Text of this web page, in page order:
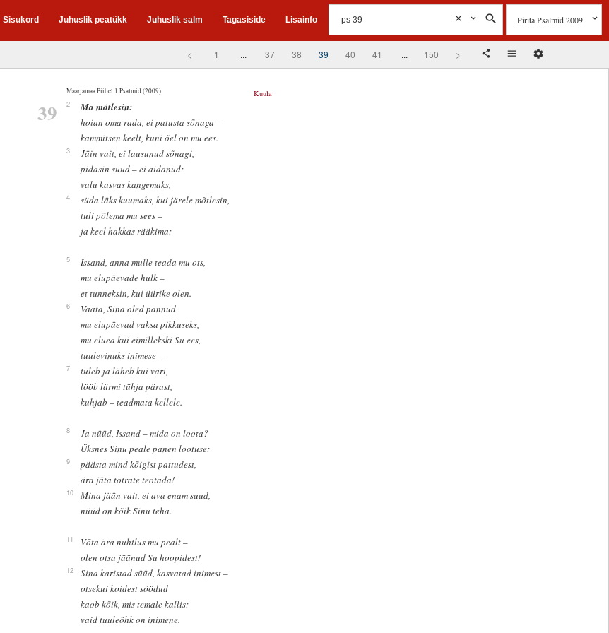
Sisukord Juhuslik peatükk Juhuslik salm Tagasiside Lisainfo Pirita Psalmid 2009
< 1 ... 37 38 39 40 41 ... 150 >
Maarjamaa Piibel 1 Psalmid (2009)
39
Kuula
2
Ma mõtlesin:
hoian oma rada, ei patusta sõnaga –
kammitsen keelt, kuni õel on mu ees.
3
Jäin vait, ei lausunud sõnagi,
pidasin suud – ei aidanud:
valu kasvas kangemaks,
4
süda läks kuumaks, kui järele mõtlesin,
tuli põlema mu sees –
ja keel hakkas rääkima:
5
Issand, anna mulle teada mu ots,
mu elupäevade hulk –
et tunneksin, kui üürike olen.
6
Vaata, Sina oled pannud
mu elupäevad vaksa pikkuseks,
mu eluea kui eimillekski Su ees,
tuulevinuks inimese –
7
tuleb ja läheb kui vari,
lööb lärmi tühja pärast,
kuhjab – teadmata kellele.
8
Ja nüüd, Issand – mida on loota?
Üksnes Sinu peale panen lootuse:
9
päästa mind kõigist pattudest,
ära jäta totrate teotada!
10
Mina jään vait, ei ava enam suud,
nüüd on kõik Sinu teha.
11
Võta ära nuhtlus mu pealt –
olen otsa jäänud Su hoopidest!
12
Sina karistad süüd, kasvatad inimest –
otsekui koidest söödud
kaob kõik, mis temale kallis:
vaid tuuleõhk on inimene.